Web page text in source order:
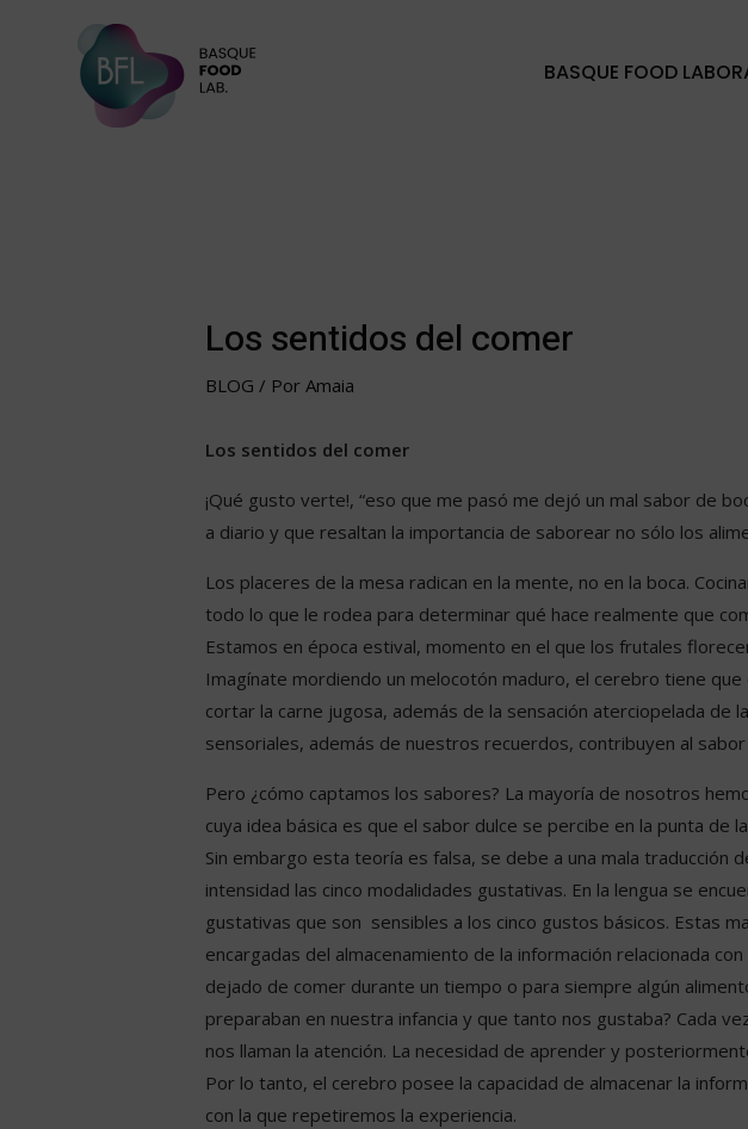
BASQUE FOOD
Los sentidos del comer
BLOG / PorAmaia
Los sentidos del comer
¡Qué gusto verte!, “eso que me pasó me dejó un mal sabor de
a diario y que resaltan la importancia de saborear no sólo los
Los placeres de la mesa radican en la mente, no en la boca.
todo lo que le rodea para determinar qué hace realmente que
Estamos en época estival, momento en el que los frutales
Imagínate mordiendo un melocotón maduro, el cerebro tiene
cortar la carne jugosa, además de la sensación aterciopelada
sensoriales, además de nuestros recuerdos, contribuyen al
Pero ¿cómo captamos los sabores? La mayoría de nosotros
cuya idea básica es que el sabor dulce se percibe en la punta
Sin embargo esta teoría es falsa, se debe a una mala traducción
intensidad las cinco modalidades gustativas. En la lengua se
gustativas que son sensibles a los cinco gustos básicos. Estas
encargadas del almacenamiento de la información relacionada
dejado de comer durante un tiempo o para siempre algún
preparaban en nuestra infancia y que tanto nos gustaba? Cada
nos llaman la atención. La necesidad de aprender y
Por lo tanto, el cerebro posee la capacidad de almacenar la
con la que repetiremos la experiencia.